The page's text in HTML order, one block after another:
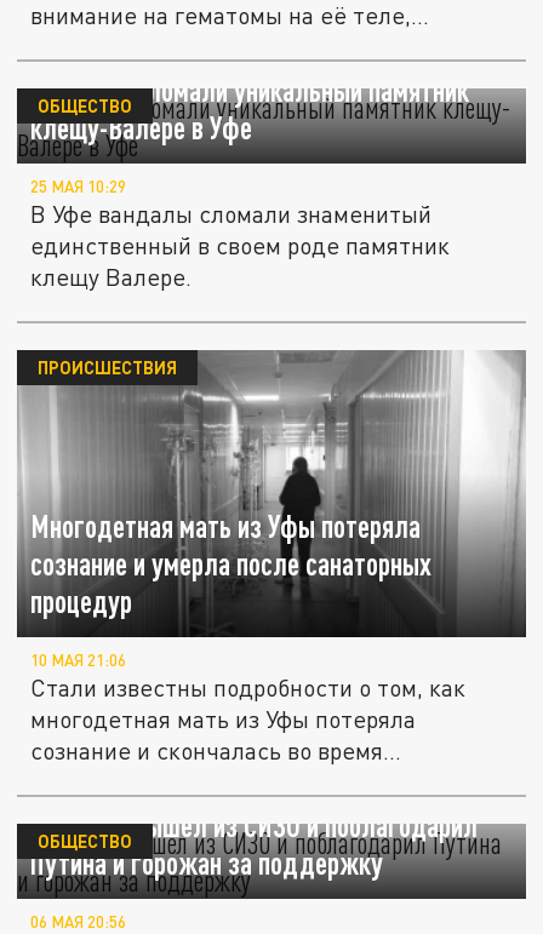
внимание на гематомы на её теле,...
Вандалы сломали уникальный памятник
клещу-Валере в Уфе
ОБЩЕСТВО
25 МАЯ 10:29
В Уфе вандалы сломали знаменитый
единственный в своем роде памятник
клещу Валере.
Многодетная мать из Уфы потеряла
сознание и умерла после санаторных
процедур
ПРОИСШЕСТВИЯ
10 МАЯ 21:06
Стали известны подробности о том, как
многодетная мать из Уфы потеряла
сознание и скончалась во время...
Мэр Уфы вышел из СИЗО и поблагодарил
Путина и горожан за поддержку
ОБЩЕСТВО
06 МАЯ 20:56